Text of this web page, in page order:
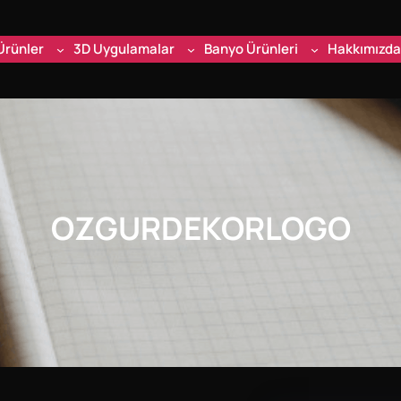
3D Uygulamalar Banyo Ürünleri Hakkımızda
OZGURDEKORLOGO